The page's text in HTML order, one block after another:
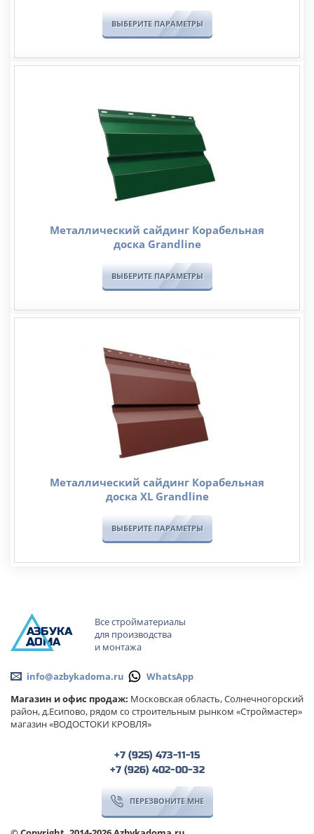
ВЫБЕРИТЕ ПАРАМЕТРЫ
Металлический сайдинг Корабельная
доска Grandline
ВЫБЕРИТЕ ПАРАМЕТРЫ
Металлический сайдинг Корабельная
доска XL Grandline
ВЫБЕРИТЕ ПАРАМЕТРЫ
ОМА
АЗБУКА
Все стройматериалы
для производства
и монтажа
info@azbykadoma.ru
WhatsApp
Магазин и офис продаж: Московская область, Солнечногорский
район, д.Есипово, рядом со строительным рынком «Строймастер»
магазин «ВОДОСТОКИ КРОВЛЯ»
+7 (925) 473-11-15
+7 (926) 402-00-32
ПЕРЕЗВОНИТЕ МНЕ